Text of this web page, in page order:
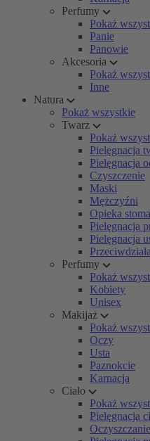
Perfumy
Pokaż
Panie
Panowie
Akcesoria
Pokaż
Inne
Natura
Pokaż wszystkie
Twarz
Pokaż
Pielęgnacja
Pielęgnacja
Czyszczenie
Maski
Mężczyźni
Opieka
Pielęgnacja
Pielęgnacja
Perfumy
Pokaż
Kobiety
Unisex
Makijaż
Pokaż
Oczy
Usta
Paznokcie
Karnacja
Ciało
Pokaż
Pielęgnacja
Oczyszczanie